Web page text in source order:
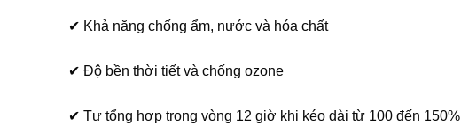
✔ Khả năng chống ẩm, nước và hóa chất
✔ Độ bền thời tiết và chống ozone
✔ Tự tổng hợp trong vòng 12 giờ khi kéo dài từ 100 đến 150%